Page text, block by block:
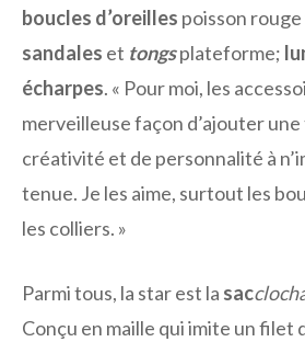
boucles d’oreilles poisson
sandales et tongsplateforme;
écharpes. « Pour moi, les
merveilleuse façon d’ajouter
créativité et de personnalité à
tenue. Je les aime, surtout les
les colliers. »
Parmi tous, la star est la sac
Conçu en maille qui imite un filet